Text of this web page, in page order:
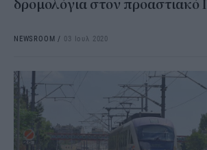
δρομολόγια στον προαστιακό
NEWSROOM / 03 Ιουλ 2020